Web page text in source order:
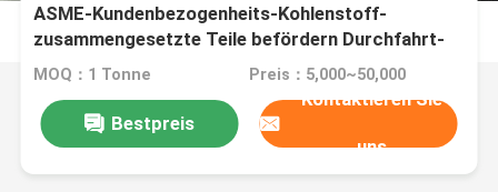
ASME-Kundenbezogenheits-Kohlenstoff-
zusammengesetzte Teile befördern Durchfahrt-
Produkte mit der Eisenbahn
MOQ：1 Tonne Preis：5,000~50,000
Bestpreis
Kontaktieren Sie
uns